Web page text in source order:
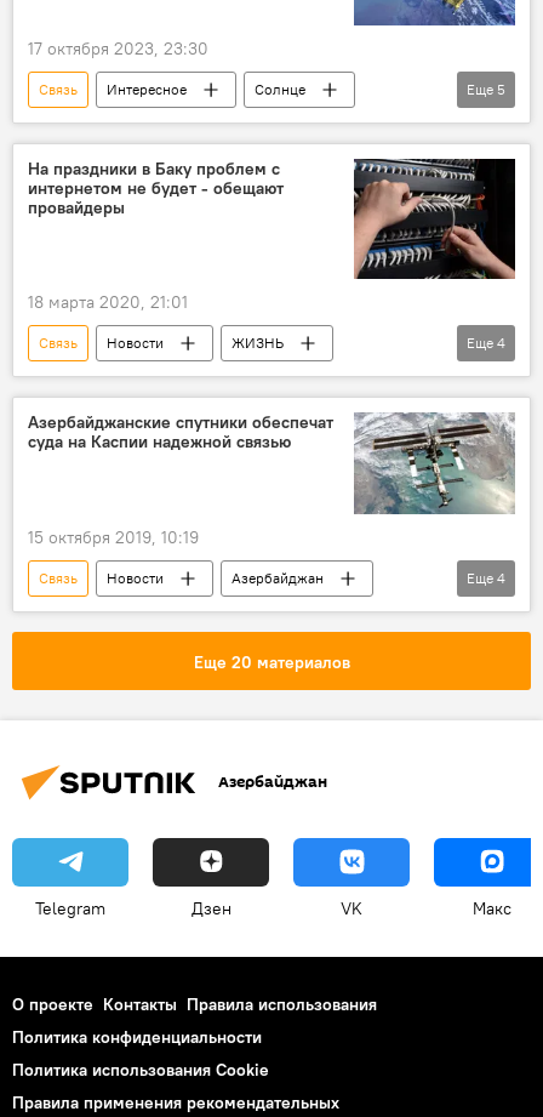
17 октября 2023, 23:30
Связь Интересное
Солнце
вспышки
Магнитная буря
Земля
Атмосфера
спутники
Еще 5
На праздники в Баку проблем с
интернетом не будет - обещают
провайдеры
18 марта 2020, 21:01
Связь Новости
ЖИЗНЬ
ТЕХНОЛОГИИ
Азербайджан
Интернет
Трафик
Еще 4
Азербайджанские спутники обеспечат
суда на Каспии надежной связью
15 октября 2019, 10:19
Связь Новости
Азербайджан
ТЕХНОЛОГИИ
ЖИЗНЬ
Каспий
Еще 4
Еще 20 материалов
Азербайджан
Telegram Дзен VK Макс
О проекте Контакты Правила использования
Политика конфиденциальности
Политика использования Cookie
Правила применения рекомендательных